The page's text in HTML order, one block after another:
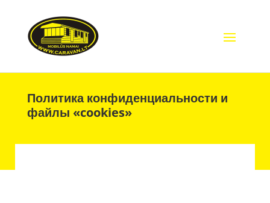
Политика конфиденциальности и
файлы «cookies»